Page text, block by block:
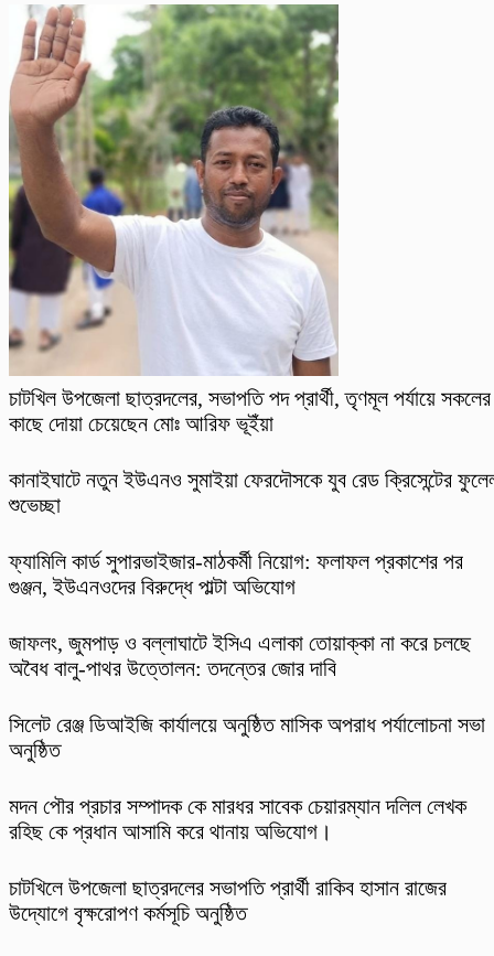
চাটখিল উপজেলা ছাত্রদলের, সভাপতি পদ প্রার্থী, তৃণমূল পর্যায়ে সকলের
কাছে দোয়া চেয়েছেন মোঃ আরিফ ভূইঁয়া
কানাইঘাটে নতুন ইউএনও সুমাইয়া ফেরদৌসকে যুব রেড ক্রিসেন্টের
শুভেচ্ছা
ফ্যামিলি কার্ড সুপারভাইজার-মাঠকর্মী নিয়োগ: ফলাফল প্রকাশের পর
গুঞ্জন, ইউএনওদের বিরুদ্ধে পাল্টা অভিযোগ
​জাফলং, জুমপাড় ও বল্লাঘাটে ইসিএ এলাকা তোয়াক্কা না করে চলছে
অবৈধ বালু-পাথর উত্তোলন: তদন্তের জোর দাবি
‎সিলেট রেঞ্জ ডিআইজি কার্যালয়ে অনুষ্ঠিত মাসিক অপরাধ পর্যালোচনা সভা
অনুষ্ঠিত
মদন পৌর প্রচার সম্পাদক কে মারধর সাবেক চেয়ারম্যান দলিল লেখক
রহিছ কে প্রধান আসামি করে থানায় অভিযোগ।
চাটখিলে উপজেলা ছাত্রদলের সভাপতি প্রার্থী রাকিব হাসান রাজের
উদ্যোগে বৃক্ষরোপণ কর্মসূচি অনুষ্ঠিত